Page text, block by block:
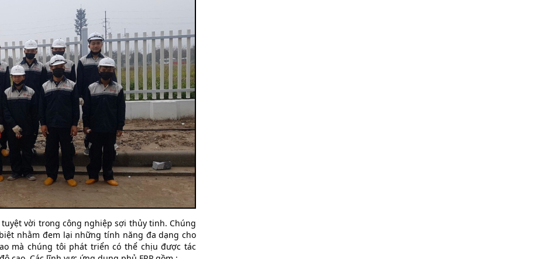
vời trong công nghiệp sợi thủy tinh. Chúng
nhằm đem lại những tính năng đa dạng cho
mà chúng tôi phát triển có thể chịu được tác